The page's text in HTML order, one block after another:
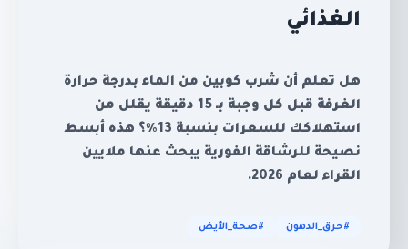
الغذائي
هل تعلم أن شرب كوبين من الماء بدرجة حرارة
الغرفة قبل كل وجبة بـ 15 دقيقة يقلل من
استهلاكك للسعرات بنسبة 13%؟ هذه أبسط
نصيحة للرشاقة الفورية يبحث عنها ملايين
القراء لعام 2026.
#حرق_الدهون #صحة_الأيض